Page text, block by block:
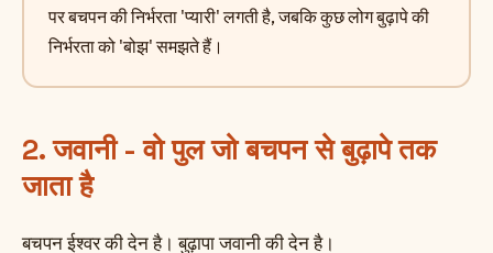
पर बचपन की निर्भरता 'प्यारी' लगती है, जबकि कुछ लोग बुढ़ापे की
निर्भरता को 'बोझ' समझते हैं।
2. जवानी - वो पुल जो बचपन से बुढ़ापे तक
जाता है
बचपन ईश्वर की देन है। बुढ़ापा जवानी की देन है।